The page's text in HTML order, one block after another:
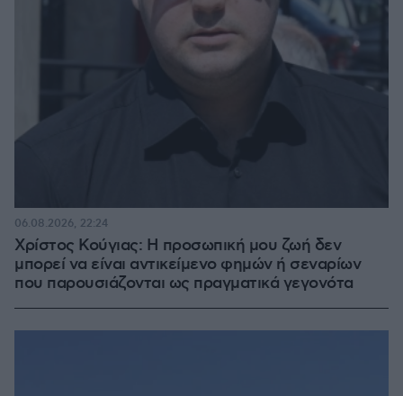
Χρίστος Κούγιας: Η προσωπική μου ζωή δεν
μπορεί να είναι αντικείμενο φημών ή σεναρίων
που παρουσιάζονται ως πραγματικά γεγονότα
06.08.2026, 22:24